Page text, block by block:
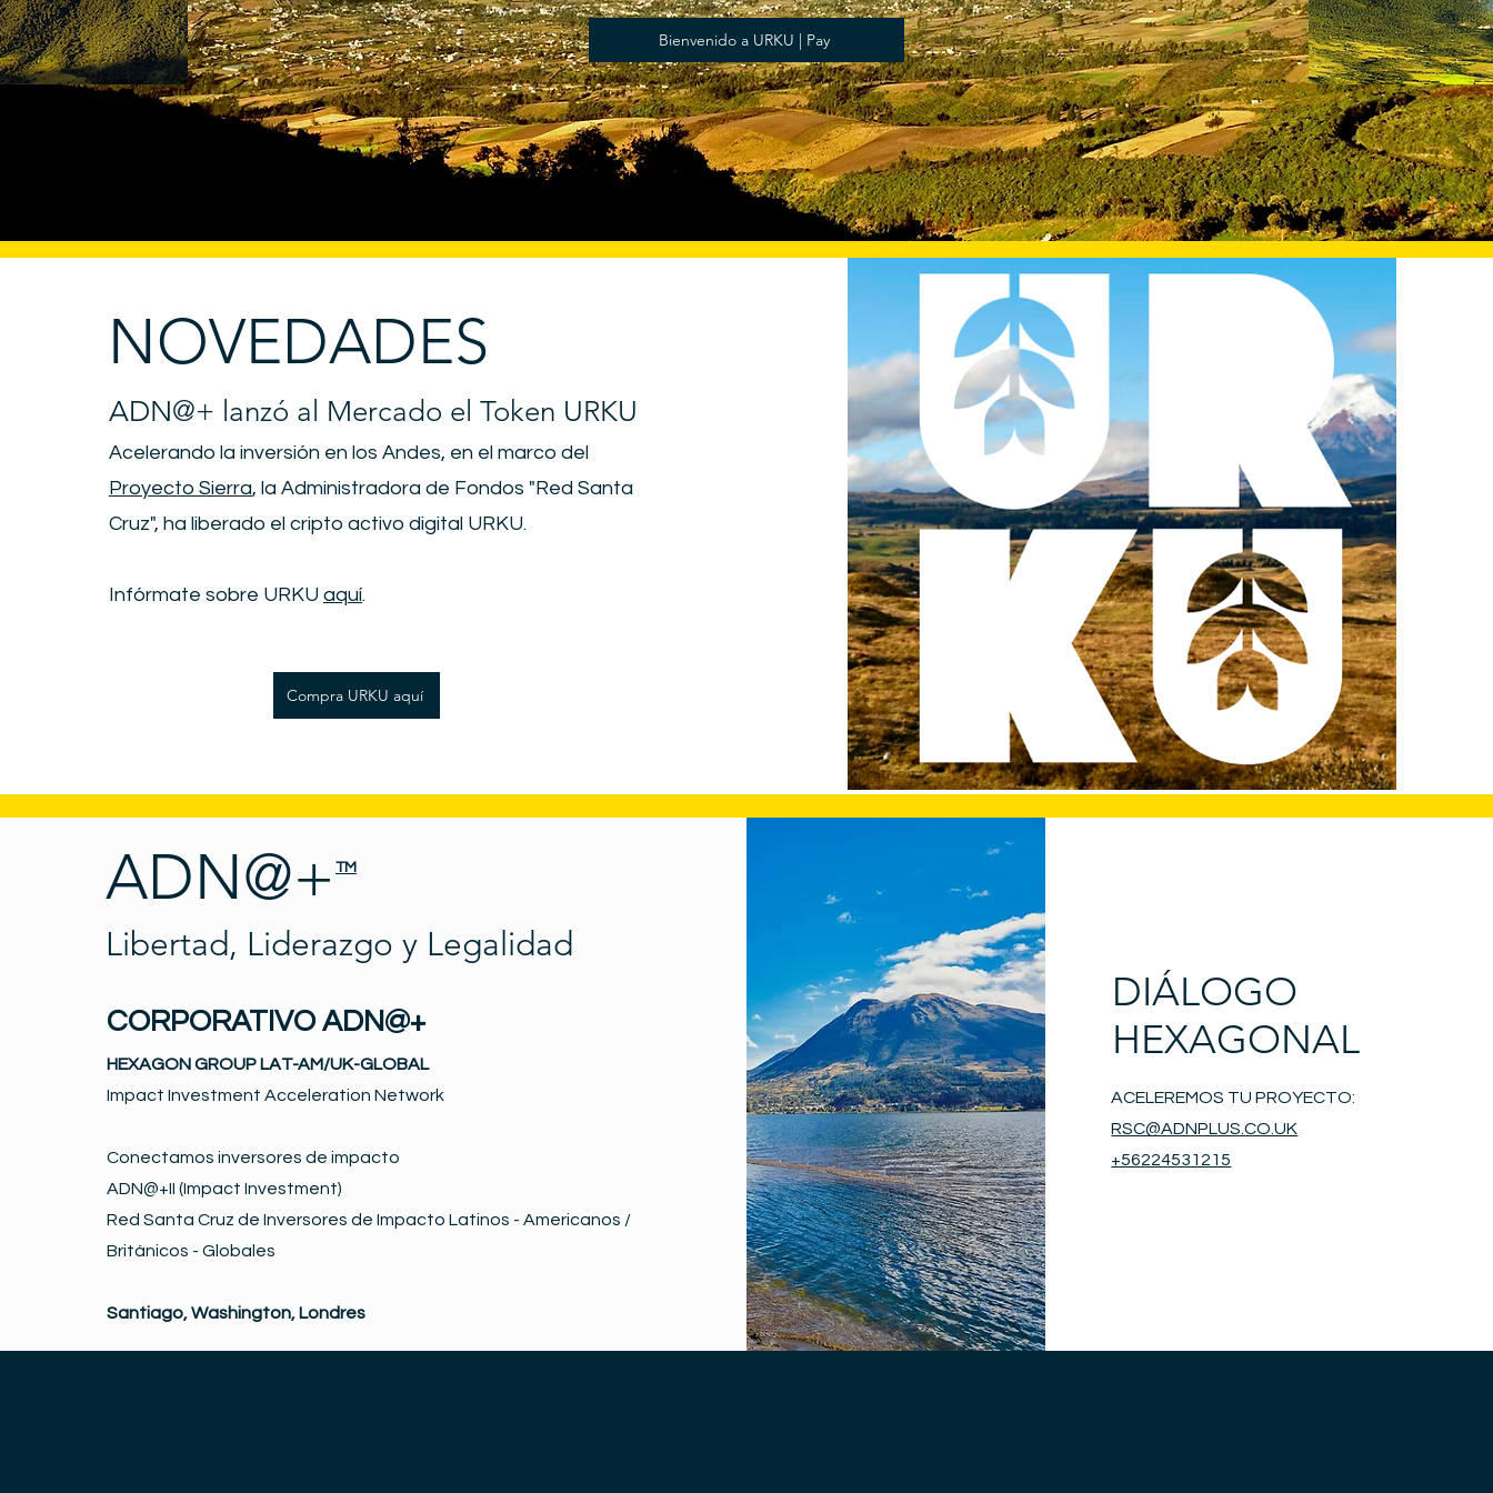
Bienvenido a URKU | Pay
NOVEDADES
ADN@+ lanzó al Mercado el Token URKU
Acelerando la inversión en los Andes, en el marco del
Proyecto Sierra, la Administradora de Fondos "Red Santa
Cruz", ha liberado el cripto activo digital URKU.
Infórmate sobre URKU aquí.
Compra URKU aquí
ADN@+ TM
Libertad, Liderazgo y Legalidad
CORPORATIVO ADN@+
HEXAGON GROUP LAT-AM/UK-GLOBAL
Impact Investment Acceleration Network
Conectamos inversores de impacto
ADN@+II (Impact Investment)
Red Santa Cruz de Inversores de Impacto Latinos - Americanos /
Británicos - Globales
Santiago, Washington, Londres
DIÁLOGO
HEXAGONAL
ACELEREMOS TU PROYECTO:
RSC@ADNPLUS.CO.UK
+56224531215